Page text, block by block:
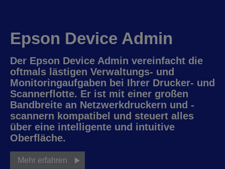
Epson Device Admin
Der Epson Device Admin vereinfacht die
oftmals lästigen Verwaltungs- und
Monitoringaufgaben bei Ihrer Drucker- und
Scannerflotte. Er ist mit einer großen
Bandbreite an Netzwerkdruckern und -
scannern kompatibel und steuert alles
über eine intelligente und intuitive
Oberfläche.
Mehr erfahren